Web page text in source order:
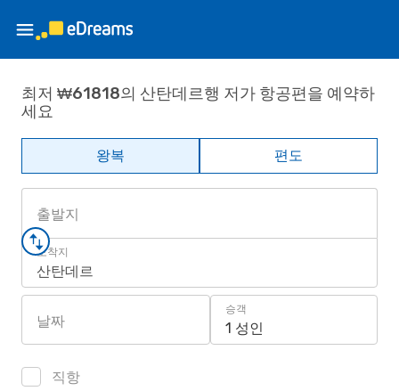
최저 ₩61818의 산탄데르행 저가 항공편을 예약하
세요
왕복 편도
출발지
도착지
산탄데르
날짜
승객
1 성인
직항